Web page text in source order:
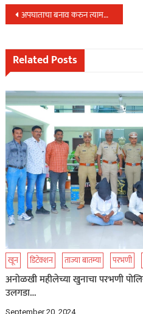
Post
navigation
अपघाताचा बनाव करुन त्यामधील गोडेतेलाची विक्री करुन फसवणुक करणे ट्रक मालकास पडले महागात,पोलिसांनी उघड केला बनाव…
Related Posts
खून डिटेक्शन ताज्या बातम्या परभणी
अनोळखी महीलेच्या खुनाचा परभणी
उलगडा…
September 20, 2024